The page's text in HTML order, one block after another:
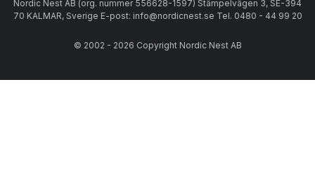
Nordic Nest AB (org. nummer 556628-1597) Stämpelvägen 3, SE-394
70 KALMAR, Sverige E-post: info@nordicnest.se Tel. 0480 - 44 99 20
© 2002 - 2026 Copyright Nordic Nest AB